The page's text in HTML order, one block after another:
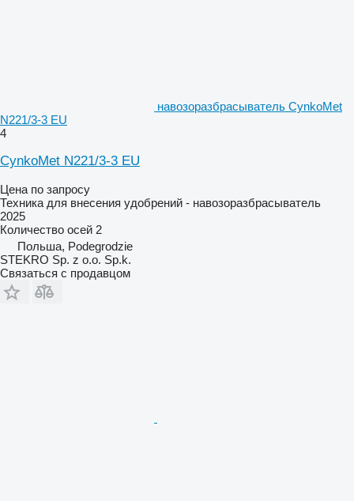
навозоразбрасыватель CynkoMet
N221/3-3 EU
4
CynkoMet N221/3-3 EU
Цена по запросу
Техника для внесения удобрений - навозоразбрасыватель
2025
Количество осей 2
Польша, Podegrodzie
STEKRO Sp. z o.o. Sp.k.
Связаться с продавцом